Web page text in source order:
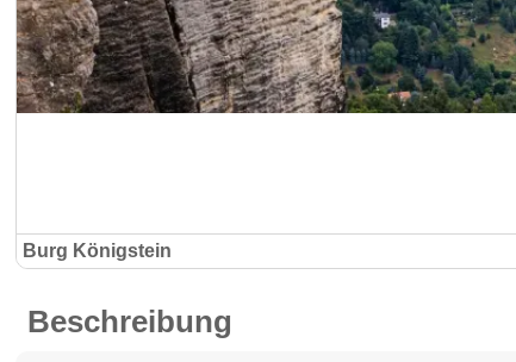
Burg Königstein
Beschreibung